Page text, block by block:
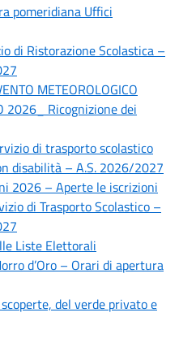
pomeridiana Uffici
di Ristorazione Scolastica –
METEOROLOGICO
2026_ Ricognizione dei
di trasporto scolastico
disabilità – A.S. 2026/2027
2026 – Aperte le iscrizioni
di Trasporto Scolastico –
Liste Elettorali
d’Oro – Orari di apertura
del verde privato e